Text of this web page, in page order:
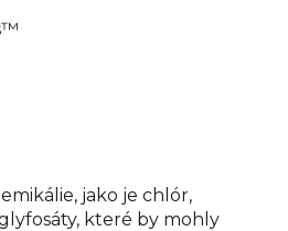
jako je chlór,
které by mohly